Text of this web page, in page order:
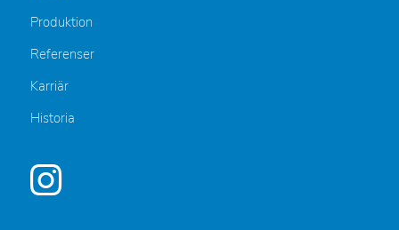
Produktion
Referenser
Karriär
Historia